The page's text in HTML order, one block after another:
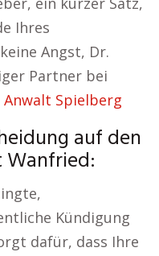
Ihres
Angst, Dr.
Partner bei
Anwalt Spielberg
auf den
Kündigung
dafür, dass Ihre